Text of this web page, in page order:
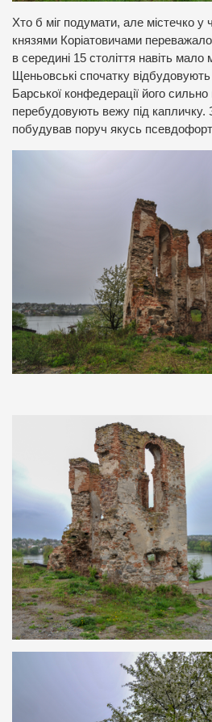
Хто б міг подумати, але містечко у
князями Коріатовичами
в середині 15 століття навіть мало
Щеньовські спочатку
Барської конфедерації його
перебудовують вежу під капличку.
побудував поруч якусь